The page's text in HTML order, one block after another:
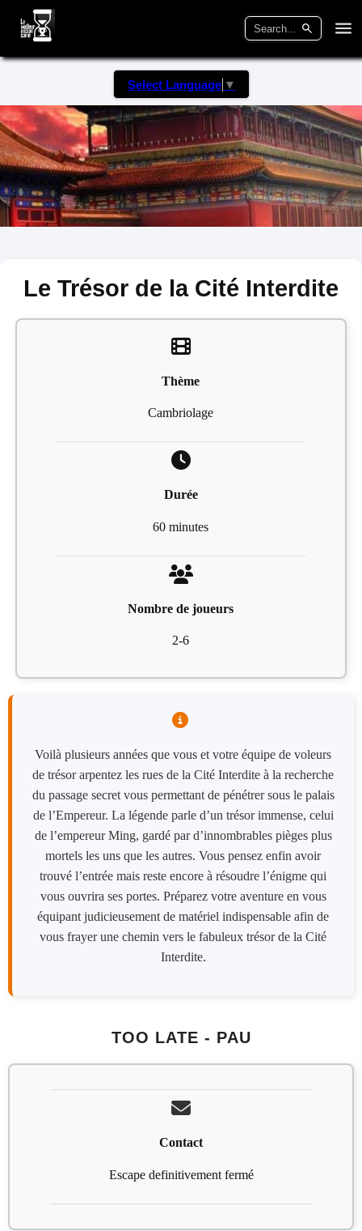
Select Language ▼
Le Trésor de la Cité Interdite
Thème
Cambriolage
Durée
60 minutes
Nombre de joueurs
2-6
Voilà plusieurs années que vous et votre équipe de voleurs
de trésor arpentez les rues de la Cité Interdite à la recherche
du passage secret vous permettant de pénétrer sous le palais
de l’Empereur. La légende parle d’un trésor immense, celui
de l’empereur Ming, gardé par d’innombrables pièges plus
mortels les uns que les autres. Vous pensez enfin avoir
trouvé l’entrée mais reste encore à résoudre l’énigme qui
vous ouvrira ses portes. Préparez votre aventure en vous
équipant judicieusement de matériel indispensable afin de
vous frayer une chemin vers le fabuleux trésor de la Cité
Interdite.
TOO LATE - PAU
Contact
Escape definitivement fermé